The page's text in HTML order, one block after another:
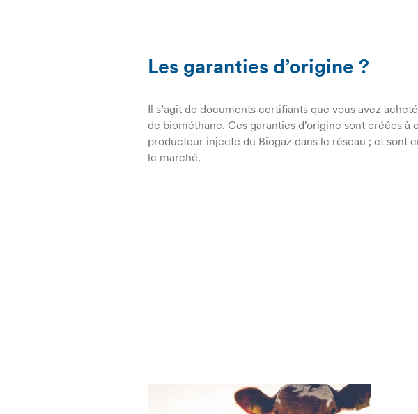
Les garanties d’origine ?
Il s’agit de documents certifiants que vous avez
de biométhane. Ces garanties d'origine sont créées à
producteur injecte du Biogaz dans le réseau ; et sont
le marché.